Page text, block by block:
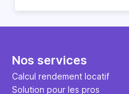
nombreux avantages à
expliquons tout dans cet
Nos services
Calcul rendement locatif
Solution pour les pros